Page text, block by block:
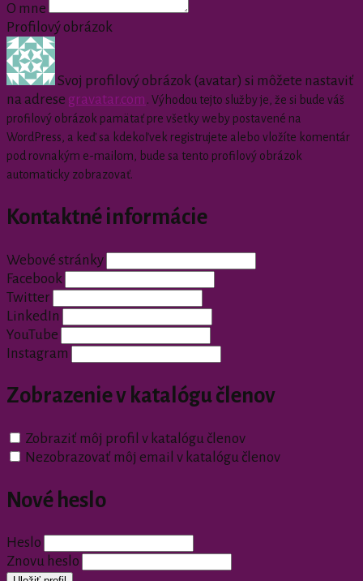
O mne
Profilový obrázok
Svoj profilový obrázok (avatar) si môžete nastaviť
na adrese gravatar.com . Výhodou tejto služby je, že si bude váš
profilový obrázok pamätať pre všetky weby postavené na
WordPress, a keď sa kdekoľvek registrujete alebo vložíte komentár
pod rovnakým e-mailom, bude sa tento profilový obrázok
automaticky zobrazovať.
Kontaktné informácie
Webové stránky
Facebook
Twitter
LinkedIn
YouTube
Instagram
Zobrazenie v katalógu členov
Zobraziť môj profil v katalógu členov
Nezobrazovať môj email v katalógu členov
Nové heslo
Heslo
Znovu heslo